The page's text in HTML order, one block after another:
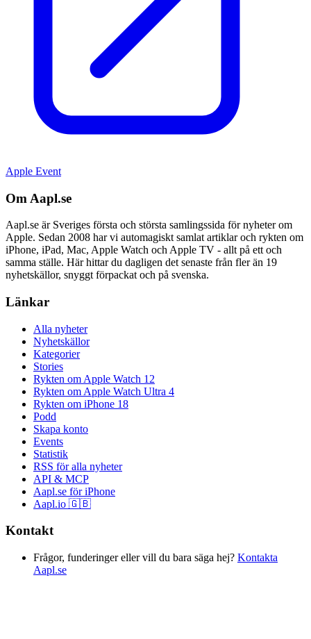
Apple Event
Om Aapl.se
Aapl.se är Sveriges första och största samlingssida för nyheter om
Apple. Sedan 2008 har vi automagiskt samlat artiklar och rykten om
iPhone, iPad, Mac, Apple Watch och Apple TV - allt på ett och
samma ställe. Här hittar du dagligen det senaste från fler än 19
nyhetskällor, snyggt förpackat och på svenska.
Länkar
Alla nyheter
Nyhetskällor
Kategorier
Stories
Rykten om Apple Watch 12
Rykten om Apple Watch Ultra 4
Rykten om iPhone 18
Podd
Skapa konto
Events
Statistik
RSS för alla nyheter
API & MCP
Aapl.se för iPhone
Aapl.io 🇬🇧
Kontakt
Frågor, funderinger eller vill du bara säga hej? Kontakta
Aapl.se